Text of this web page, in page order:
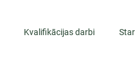
Kvalifikācijas darbi